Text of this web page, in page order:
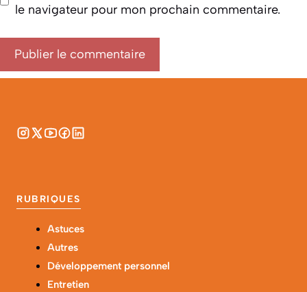
le navigateur pour mon prochain commentaire.
RUBRIQUES
Astuces
Autres
Développement personnel
Entretien